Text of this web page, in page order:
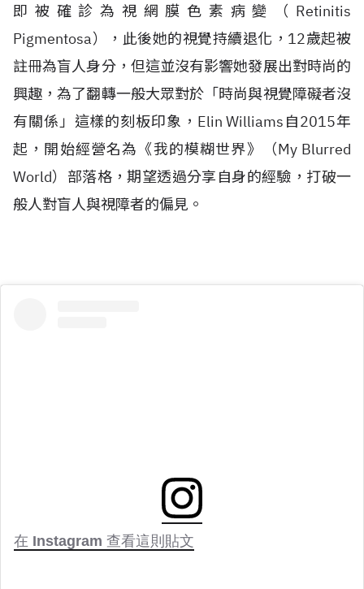
即被確診為視網膜色素病變（Retinitis
Pigmentosa），此後她的視覺持續退化，12歲起被
註冊為盲人身分，但這並沒有影響她發展出對時尚的
興趣，為了翻轉一般大眾對於「時尚與視覺障礙者沒
有關係」這樣的刻板印象，Elin Williams自2015年
起，開始經營名為《我的模糊世界》（My Blurred
World）部落格，期望透過分享自身的經驗，打破一
般人對盲人與視障者的偏見。
在 Instagram 查看這則貼文